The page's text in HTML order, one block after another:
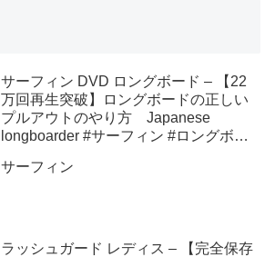
サーフィン DVD ロングボード – 【22
万回再生突破】ロングボードの正しい
プルアウトのやり方 Japanese
longboarder #サーフィン #ロングボー
サーフィン
ラッシュガード レディス – 【完全保存